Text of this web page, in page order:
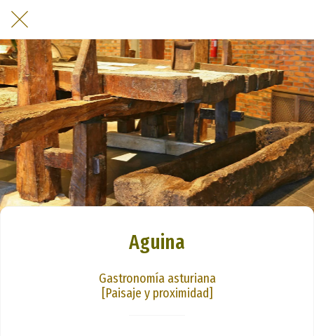
Aguina
Gastronomía asturiana
[Paisaje y proximidad]